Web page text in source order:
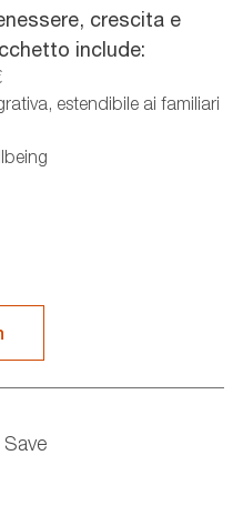
crescita e
include:
estendibile ai familiari
Save